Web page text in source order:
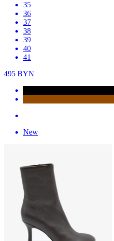
35
36
37
38
39
40
41
495 BYN
New